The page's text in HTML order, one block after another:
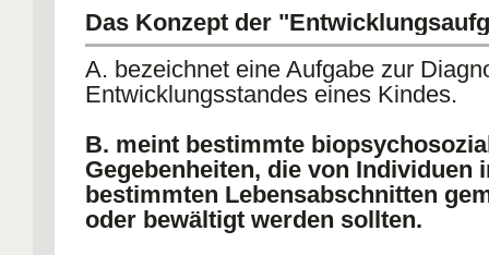
Das Konzept der
A. bezeichnet eine Aufgabe zur
Entwicklungsstandes eines Kindes.
B. meint bestimmte
Gegebenheiten, die von Individuen
bestimmten Lebensabschnitten
oder bewältigt werden sollten.